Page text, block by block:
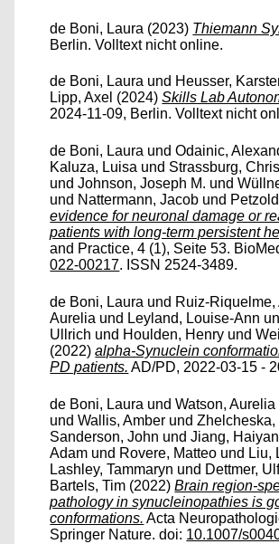
de Boni, Laura (2023) Thiemann
Berlin. Volltext nicht online.
de Boni, Laura und Heusser,
Lipp, Axel (2024)Skills Lab
2024-11-09, Berlin. Volltext nicht
de Boni, Laura undOdainic,
Kaluza, Luisa und Strassburg,
undJohnson, Joseph M. und
und Nattermann, Jacob und
evidence for neuronal damage or
patients with long-term persistent
and Practice, 4 (1), Seite 53.
022-00217. ISSN 2524-3489.
de Boni, Laura und Ruiz-
Aurelia und Leyland, Louise-Ann
Ullrich und Houlden, Henry und
(2022)alpha-Synuclein
PD patients. AD/PD, 2022-03-15 -
de Boni, Laura undWatson,
undWallis, Amber und
Sanderson, John undJiang,
Adam und Rovere, Matteo und Liu,
Lashley, Tammaryn und Dettmer,
Bartels, Tim (2022)Brain region-
pathology in synucleinopathies is
conformations. Acta
Springer Nature. doi: 10.1007/